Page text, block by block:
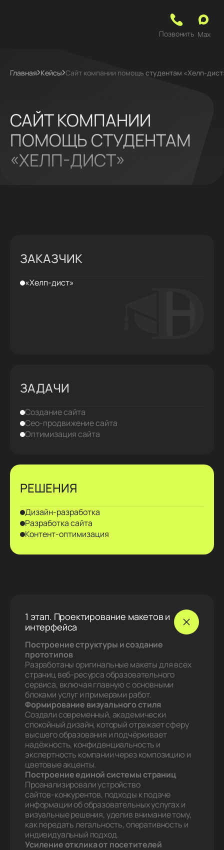
Позвонить Max
Главная Кейсы Сайт компании помощь студентам «Хелп-
САЙТ КОМПАНИИ
ПОМОЩЬ СТУДЕНТАМ
«ХЕЛП-ДИСТ»
ЗАКАЗЧИК
«Хелп-дист»
ЗАДАЧИ
Создание сайта
Сео-продвижение сайта
Оптимизация сайта
РЕШЕНИЯ
Дизайн‑разработка
Разработка сайта
Контент‑оптимизация
1 этап. Проектирование макетов и
интерфейса
Построение структуры и создание
прототипов
Разработаны оригинальные макеты для всех
страниц веб‑ресурса образовательного
сервиса, включая главную с основными
блоками услуг и примерами работ.
Формирование визуального стиля
Создали современный, академически
спокойный дизайн, который отражает сферу
высшего образования и подчёркивает
надёжность, конфиденциальность и
экспертность компании через композицию и
цветовые акценты.
Построение единой системы страниц
Проанализировали устройство
сайтов‑конкурентов, подходы к подаче
информации об образовательных услугах и
визуальные решения, уделив внимание тому,
как передать легальность, оперативность и
индивидуальный подход.
Усиление отклика от посетителей